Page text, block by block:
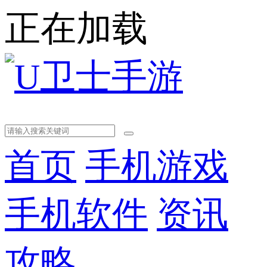
正在加载
首页 手机游戏
手机软件 资讯